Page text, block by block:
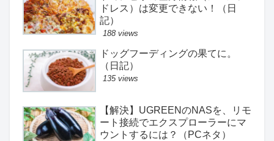
ドレス）は変更できない！（日
記）
188 views
ドッグフーディングの果てに。
（日記）
135 views
【解決】UGREENのNASを、リモ
ート接続でエクスプローラーにマ
ウントするには？（PCネタ）